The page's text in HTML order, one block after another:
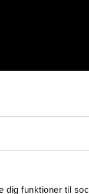
funktioner til